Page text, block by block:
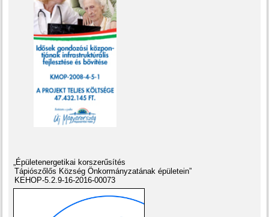
„Épületenergetikai korszerűsítés
Tápiószőlős Község Önkormányzatának épületein”
KEHOP-5.2.9-16-2016-00073